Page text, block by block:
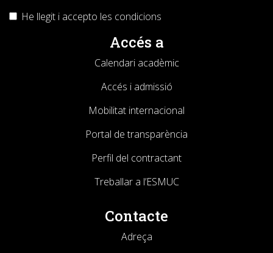
He llegit i accepto les condicions
Accés a
Calendari acadèmic
Accés i admissió
Mobilitat internacional
Portal de transparència
Perfil del contractant
Treballar a l’ESMUC
Contacte
Adreça